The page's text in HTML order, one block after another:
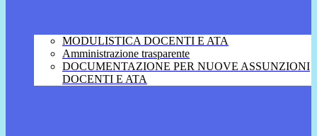
MODULISTICA DOCENTI E ATA
Amministrazione trasparente
DOCUMENTAZIONE PER NUOVE ASSUNZIONI
DOCENTI E ATA